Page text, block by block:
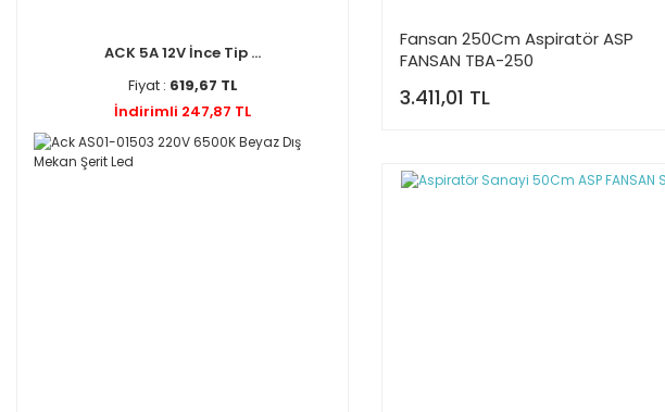
ACK 5A 12V İnce Tip ...
Fiyat : 619,67 TL
İndirimli 247,87 TL
Fansan 250Cm Aspiratör ASP
FANSAN TBA-250
3.411,01 TL